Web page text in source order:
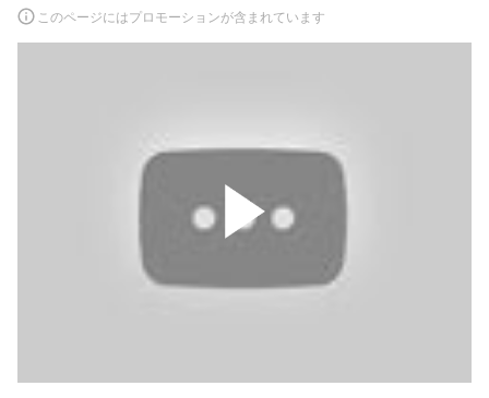
このページにはプロモーションが含まれています